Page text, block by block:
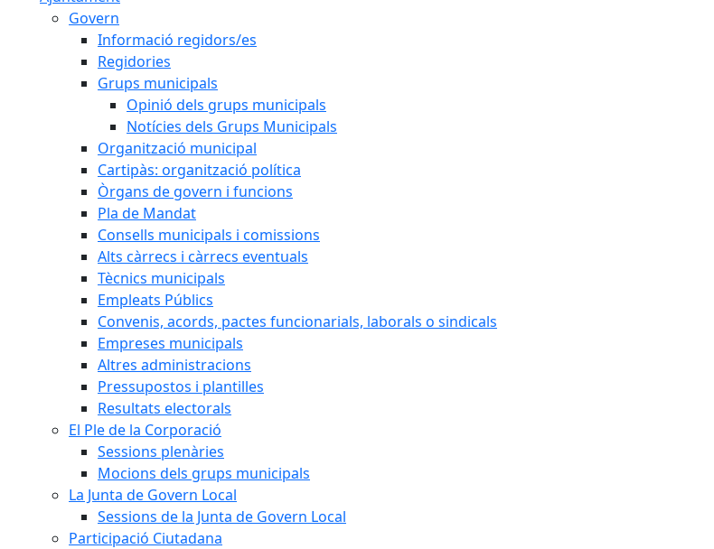
Govern
Informació regidors/es
Regidories
Grups municipals
Opinió dels grups municipals
Notícies dels Grups Municipals
Organització municipal
Cartipàs: organització política
Òrgans de govern i funcions
Pla de Mandat
Consells municipals i comissions
Alts càrrecs i càrrecs eventuals
Tècnics municipals
Empleats Públics
Convenis, acords, pactes funcionarials, laborals o sindicals
Empreses municipals
Altres administracions
Pressupostos i plantilles
Resultats electorals
El Ple de la Corporació
Sessions plenàries
Mocions dels grups municipals
La Junta de Govern Local
Sessions de la Junta de Govern Local
Participació Ciutadana